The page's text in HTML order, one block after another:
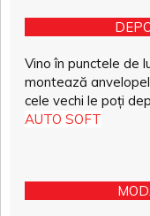
Vino în punctele de
montează
cele vechi le poți
AUTO SOFT